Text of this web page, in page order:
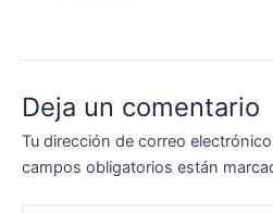
Deja un comentario
Tu dirección de correo
campos obligatorios están